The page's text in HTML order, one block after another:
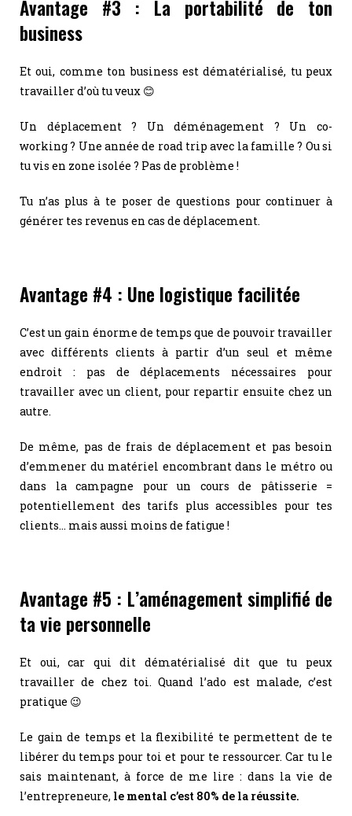
Avantage #3 : La portabilité de ton
business
Et oui, comme ton business est dématérialisé, tu peux
travailler d’où tu veux 😊
Un déplacement ? Un déménagement ? Un co-
working ? Une année de road trip avec la famille ? Ou si
tu vis en zone isolée ? Pas de problème !
Tu n’as plus à te poser de questions pour continuer à
générer tes revenus en cas de déplacement.
Avantage #4 : Une logistique facilitée
C’est un gain énorme de temps que de pouvoir travailler
avec différents clients à partir d’un seul et même
endroit : pas de déplacements nécessaires pour
travailler avec un client, pour repartir ensuite chez un
autre.
De même, pas de frais de déplacement et pas besoin
d’emmener du matériel encombrant dans le métro ou
dans la campagne pour un cours de pâtisserie =
potentiellement des tarifs plus accessibles pour tes
clients… mais aussi moins de fatigue !
Avantage #5 : L’aménagement simplifié de
ta vie personnelle
Et oui, car qui dit dématérialisé dit que tu peux
travailler de chez toi. Quand l’ado est malade, c’est
pratique 😉
Le gain de temps et la flexibilité te permettent de te
libérer du temps pour toi et pour te ressourcer. Car tu le
sais maintenant, à force de me lire : dans la vie de
l’entrepreneure, le mental c’est 80% de la réussite.